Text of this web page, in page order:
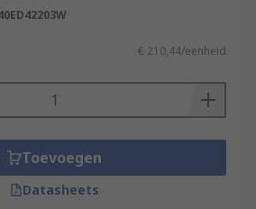
€ 210,44/eenheid
Toevoegen
Datasheets